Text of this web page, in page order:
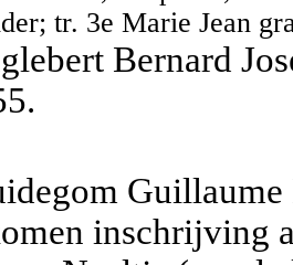
tr. 3e Marie Jean
Bernard
inschrijving